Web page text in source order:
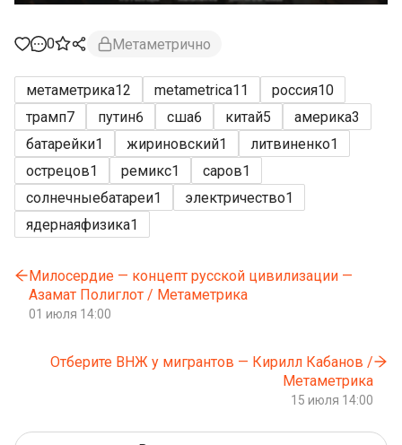
0 Метаметрично
метаметрика12 metametrica11 россия10
трамп7 путин6 сша6 китай5 америка3
батарейки1 жириновский1 литвиненко1
острецов1 ремикс1 саров1
солнечныебатареи1 электричество1
ядернаяфизика1
Милосердие — концепт русской цивилизации —
Азамат Полиглот / Метаметрика
01 июля 14:00
Отберите ВНЖ у мигрантов — Кирилл Кабанов /
Метаметрика
15 июля 14:00